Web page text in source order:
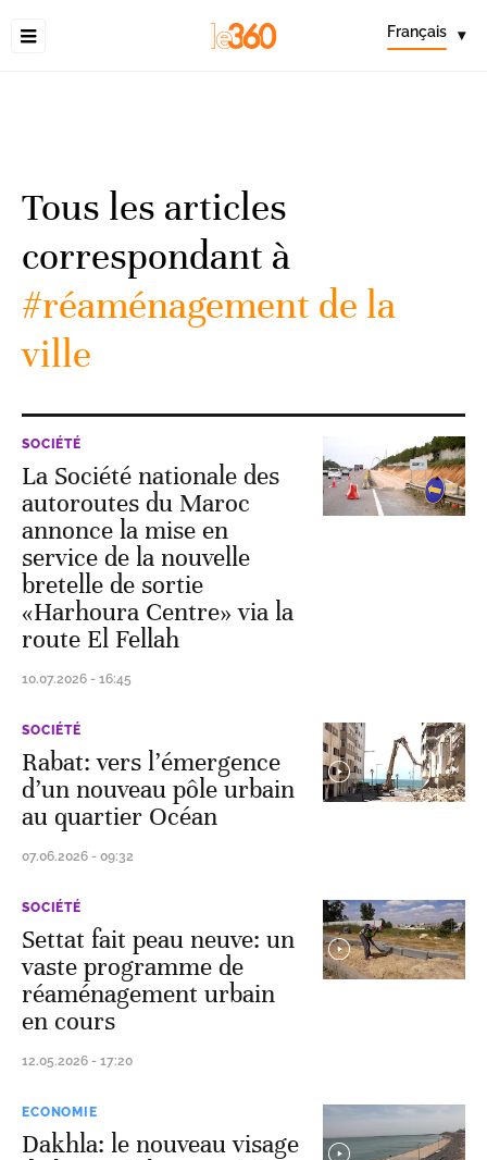
Français ▾
Tous les articles
correspondant à
#réaménagement de la
ville
SOCIÉTÉ
La Société nationale des
autoroutes du Maroc
annonce la mise en
service de la nouvelle
bretelle de sortie
«Harhoura Centre» via la
route El Fellah
10.07.2026 - 16:45
SOCIÉTÉ
Rabat: vers l’émergence
d’un nouveau pôle urbain
au quartier Océan
07.06.2026 - 09:32
SOCIÉTÉ
Settat fait peau neuve: un
vaste programme de
réaménagement urbain
en cours
12.05.2026 - 17:20
ECONOMIE
Dakhla: le nouveau visage